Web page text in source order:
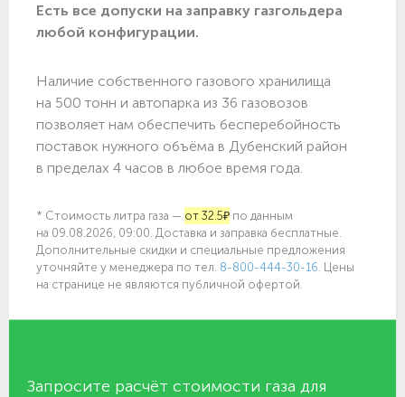
Есть все допуски нa заправку газгольдера
любой конфигурации.
Наличие собственного газового хранилища
на 500 тонн и автопарка из 36 газовозов
позволяет нам обеспечить бесперебойность
поставок нужного объёма в Дубенский район
в пределах 4 часов в любое время года.
* Стоимость литра газа — от 32.5₽ по данным
на 09.08.2026, 09:00. Доставка и заправка бесплатные.
Дополнительные скидки и специальные предложения
уточняйте у менеджера по тел. 8-800-444-30-16 . Цены
на странице не являются публичной офертой.
Запросите расчёт стоимости газа для